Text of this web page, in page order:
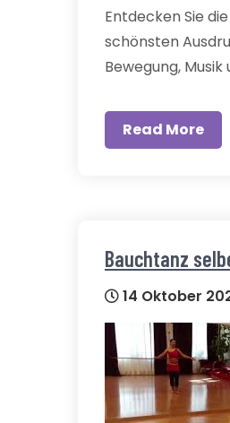
Entdecken Sie
schönsten
Bewegung,
Read More
Bauchtanz
14 Oktober